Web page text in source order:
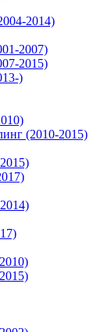
2014)
2007)
2015)
)
(2010-2015)